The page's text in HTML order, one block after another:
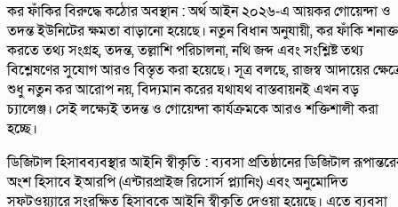
কর ফাঁকির বিরুদ্ধে কঠোর অবস্থান : অর্থ আইন ২০২৬-এ আয়কর গোয়েন্দা ও
তদন্ত ইউনিটের ক্ষমতা বাড়ানো হয়েছে। নতুন বিধান অনুযায়ী, কর ফাঁকি শনাক্ত
করতে তথ্য সংগ্রহ, তদন্ত, তল্লাশি পরিচালনা, নথি জব্দ এবং সংশ্লিষ্ট তথ্য
বিশ্লেষণের সুযোগ আরও বিস্তৃত করা হয়েছে। সূত্র বলছে, রাজস্ব আদায়ের
শুধু নতুন কর আরোপ নয়, বিদ্যমান করের যথাযথ বাস্তবায়নই এখন বড়
চ্যালেঞ্জ। সেই লক্ষ্যেই তদন্ত ও গোয়েন্দা কার্যক্রমকে আরও শক্তিশালী করা
হচ্ছে।
ডিজিটাল হিসাবব্যবস্থার আইনি স্বীকৃতি : ব্যবসা প্রতিষ্ঠানের ডিজিটাল
অংশ হিসাবে ইআরপি (এন্টারপ্রাইজ রিসোর্স প্ল্যানিং) এবং অনুমোদিত
সফটওয়্যারে সংরক্ষিত হিসাবকে আইনি স্বীকৃতি দেওয়া হয়েছে। এতে ব্যবসা